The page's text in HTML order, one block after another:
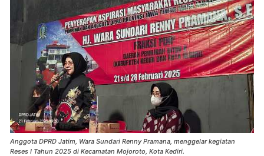
Anggota DPRD Jatim, Wara Sundari Renny Pramana, menggelar kegiatan
Reses I Tahun 2025 di Kecamatan Mojoroto, Kota Kediri.